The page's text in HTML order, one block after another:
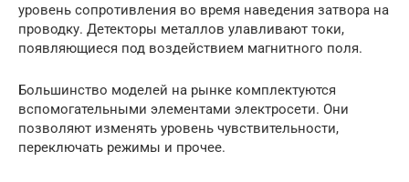
уровень сопротивления во время наведения затвора на
проводку. Детекторы металлов улавливают токи,
появляющиеся под воздействием магнитного поля.
Большинство моделей на рынке комплектуются
вспомогательными элементами электросети. Они
позволяют изменять уровень чувствительности,
переключать режимы и прочее.